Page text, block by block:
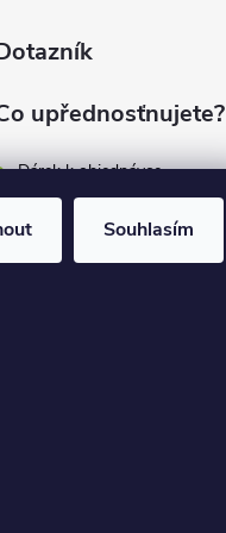
Souhlasím
upřednosťnujete?
Dárek k objednávce
Zákaznický servis
Dopravu zdarma